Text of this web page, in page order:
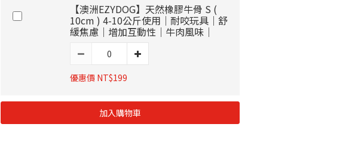
【澳洲EZYDOG】天然橡膠牛骨 S (
10cm ) 4-10公斤使用｜耐咬玩具｜舒
緩焦慮｜增加互動性｜牛肉風味｜
優惠價 NT$199
加入購物車